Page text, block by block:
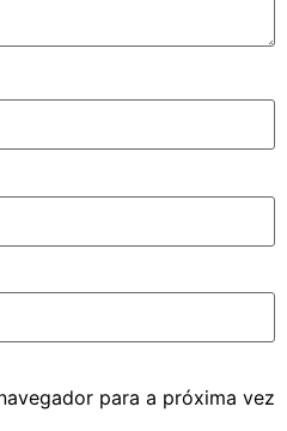
para a próxima vez